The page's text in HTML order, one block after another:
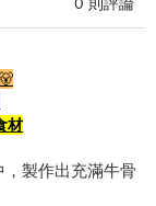
0 則評論
材
製作出充滿牛骨